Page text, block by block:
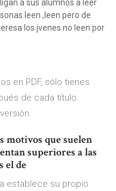
a sus alumnos a leer
leen ,leen pero de
los jvenes no leen por
en PDF, sólo tienes
de cada título.
motivos que suelen
superiores a las
el de
establece su propio